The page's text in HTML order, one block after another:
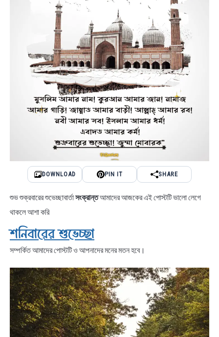
DOWNLOAD PIN IT SHARE
শুভ শুক্রবারের শুভেচ্ছাবার্তাসংক্রান্তআমাদের আজকের এই পোস্টটি ভালো লেগে
থাকলে আশা করি
শনিবারের শুভেচ্ছা
সম্পর্কিত আমাদের পোস্টটি ও আপনাদের মনের মতন হবে।